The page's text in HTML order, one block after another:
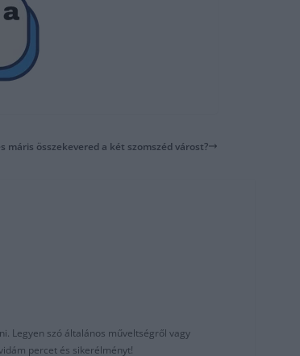
máris összekevered a két szomszéd várost?
Legyen szó általános műveltségről vagy
percet és sikerélményt!